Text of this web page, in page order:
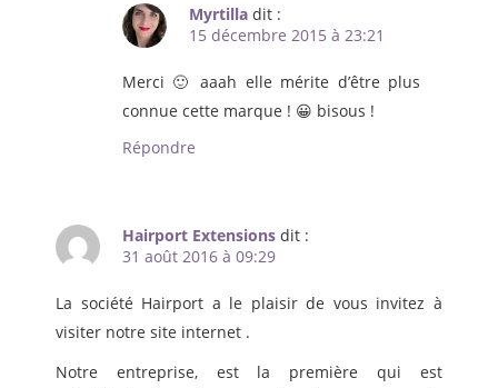
Myrtilla dit :
15 décembre 2015 à 23:21
Merci 🙂 aaah elle mérite d’être plus
connue cette marque ! 😀 bisous !
Répondre
Hairport Extensions dit :
31 août 2016 à 09:29
La société Hairport a le plaisir de vous invitez à
visiter notre site internet .
Notre entreprise, est la première qui est